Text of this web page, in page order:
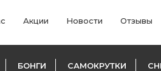
Акции Новости Отзывы
БОНГИ САМОКРУТКИ